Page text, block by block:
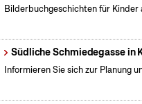
Bilderbuchgeschichten für
Südliche Schmiedegasse in
Informieren Sie sich zur Planung